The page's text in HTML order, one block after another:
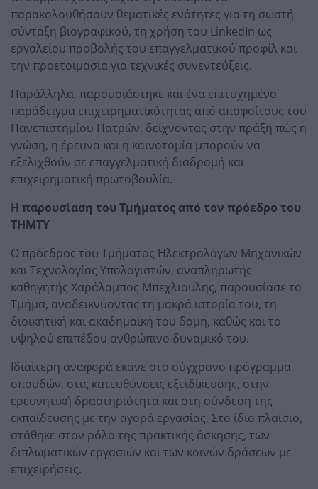
παρακολουθήσουν θεματικές ενότητες για τη σωστή
σύνταξη βιογραφικού, τη χρήση του LinkedIn ως
εργαλείου προβολής του επαγγελματικού προφίλ και
την προετοιμασία για τεχνικές συνεντεύξεις.
Παράλληλα, παρουσιάστηκε και ένα επιτυχημένο
παράδειγμα επιχειρηματικότητας από αποφοίτους του
Πανεπιστημίου Πατρών, δείχνοντας στην πράξη πώς η
γνώση, η έρευνα και η καινοτομία μπορούν να
εξελιχθούν σε επαγγελματική διαδρομή και
επιχειρηματική πρωτοβουλία.
Η παρουσίαση του Τμήματος από τον πρόεδρο του
ΤΗΜΤΥ
Ο πρόεδρος του Τμήματος Ηλεκτρολόγων Μηχανικών
και Τεχνολογίας Υπολογιστών, αναπληρωτής
καθηγητής Χαράλαμπος Μπεχλιούλης, παρουσίασε το
Τμήμα, αναδεικνύοντας τη μακρά ιστορία του, τη
διοικητική και ακαδημαϊκή του δομή, καθώς και το
υψηλού επιπέδου ανθρώπινο δυναμικό του.
Ιδιαίτερη αναφορά έκανε στο σύγχρονο πρόγραμμα
σπουδών, στις κατευθύνσεις εξειδίκευσης, στην
ερευνητική δραστηριότητα και στη σύνδεση της
εκπαίδευσης με την αγορά εργασίας. Στο ίδιο πλαίσιο,
στάθηκε στον ρόλο της πρακτικής άσκησης, των
διπλωματικών εργασιών και των κοινών δράσεων με
επιχειρήσεις.